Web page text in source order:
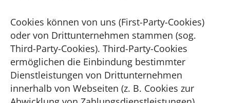
Cookies können von uns (First-Party-Cookies)
oder von Drittunternehmen stammen (sog.
Third-Party-Cookies). Third-Party-Cookies
ermöglichen die Einbindung bestimmter
Dienstleistungen von Drittunternehmen
innerhalb von Webseiten (z. B. Cookies zur